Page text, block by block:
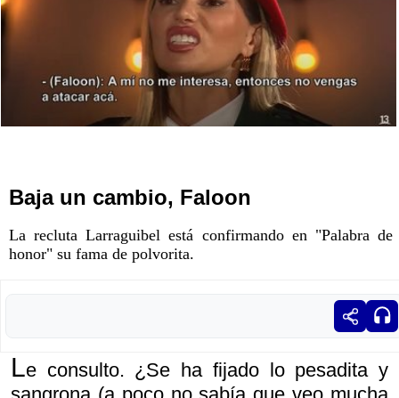
Baja un cambio, Faloon
La recluta Larraguibel está confirmando en "Palabra de
honor" su fama de polvorita.
Le consulto. ¿Se ha fijado lo pesadita y